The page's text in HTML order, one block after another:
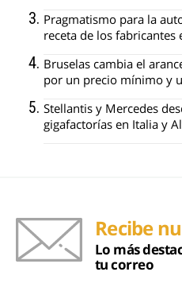
Pragmatismo para la
receta de los fabricantes
Bruselas cambia el
por un precio mínimo y
Stellantis y Mercedes
gigafactorías en Italia y
Recibe
Lo más
tu correo